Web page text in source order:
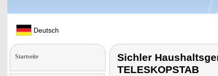
Deutsch
Startseite
Sichler
TELESKOPSTAB